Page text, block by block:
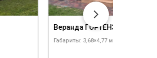
Веранда ГОРТЕНЗИЯ
Габариты: 3,68×4,77 м.